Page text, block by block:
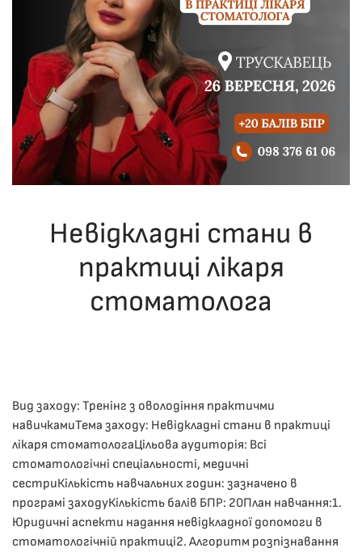
Невідкладні стани в
практиці лікаря
стоматолога
Вид заходу: Тренінг з оволодіння практичми
навичкамиТема заходу: Невідкладні стани в практиці
лікаря стоматологаЦільова аудиторія: Всі
стоматологічні спеціальності, медичні
сестриКількість навчальних годин: зазначено в
програмі заходуКількість балів БПР: 20План навчання:1. ​
Юридичні аспекти надання невідкладної допомоги в
стоматологічній практиці2. ​Алгоритм розпізнавання